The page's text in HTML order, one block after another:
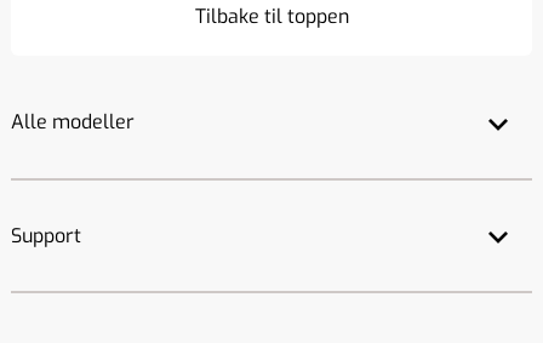
Tilbake til toppen
Alle modeller
Support